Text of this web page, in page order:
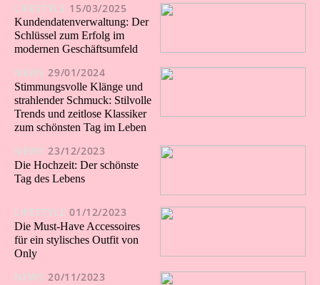
LIFESTYLE 15/03/2025
Kundendatenverwaltung: Der
Schlüssel zum Erfolg im
modernen Geschäftsumfeld
NEWS 29/01/2024
Stimmungsvolle Klänge und
strahlender Schmuck: Stilvolle
Trends und zeitlose Klassiker
zum schönsten Tag im Leben
NEWS 23/12/2023
Die Hochzeit: Der schönste
Tag des Lebens
LIFESTYLE 01/12/2023
Die Must-Have Accessoires
für ein stylisches Outfit von
Only
NEWS 20/11/2023